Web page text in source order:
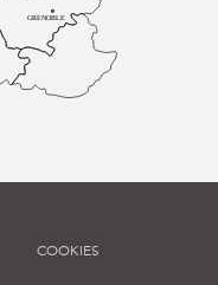
GRENOBLE
COOKIES